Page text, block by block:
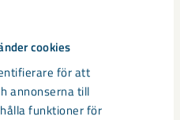
cookies
för att
annonserna till
funktioner för